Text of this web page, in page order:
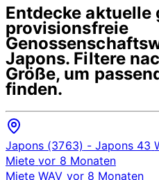
Entdecke aktuelle
provisionsfreie
Japons. Filtere
Größe, um
finden.
Japons (3763) - Japons 43
Miete vor 8 Monaten
Miete WAV vor 8 Monaten